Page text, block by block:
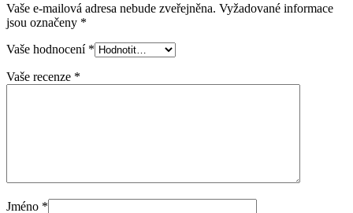
Vaše e-mailová adresa nebude zveřejněna. Vyžadované informace
jsou označeny *
Vaše hodnocení *
Vaše recenze *
Jméno *